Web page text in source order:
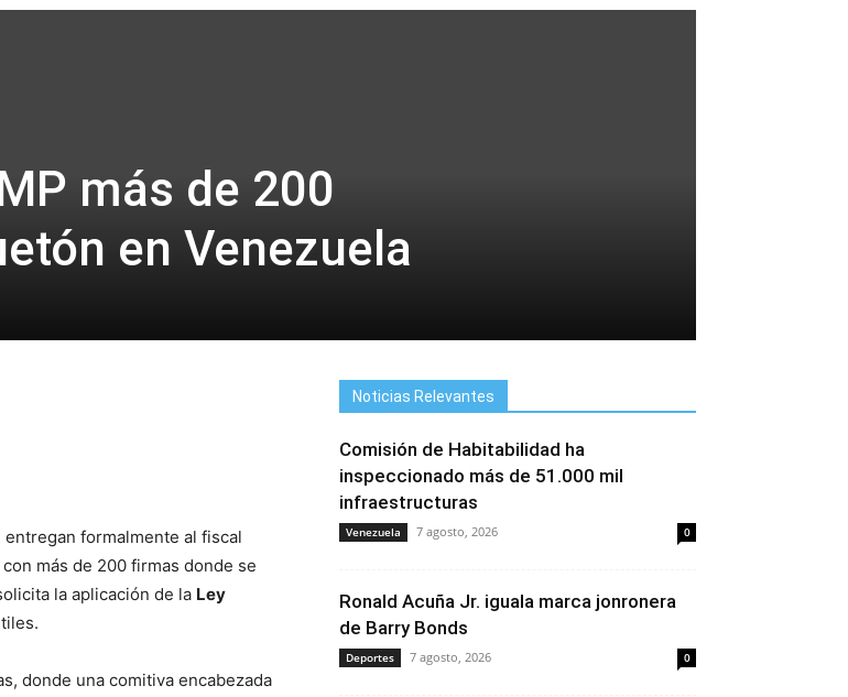
más de 200
en Venezuela
formalmente al fiscal
más de 200 firmas donde se
la aplicación de la Ley
donde una comitiva encabezada
Noticias Relevantes
Comisión de Habitabilidad ha
inspeccionado más de 51.000 mil
infraestructuras
Venezuela 7 agosto, 2026 0
Ronald Acuña Jr. iguala marca jonronera
de Barry Bonds
Deportes 7 agosto, 2026 0